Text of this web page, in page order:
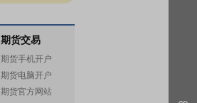
期货交易
期货手机开户
期货电脑开户
期货官方网站